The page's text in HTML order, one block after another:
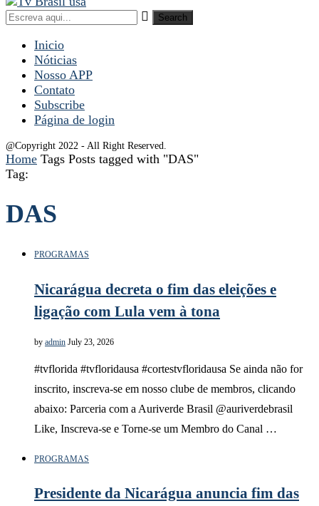
Search
Inicio
Nóticias
Nosso APP
Contato
Subscribe
Página de login
@Copyright 2022 - All Right Reserved.
Home Tags Posts tagged with "DAS"
Tag:
DAS
PROGRAMAS
Nicarágua decreta o fim das eleições e
ligação com Lula vem à tona
by admin July 23, 2026
#tvflorida #tvfloridausa #cortestvfloridausa Se ainda não for
inscrito, inscreva-se em nosso clube de membros, clicando
abaixo: Parceria com a Auriverde Brasil @auriverdebrasil
Like, Inscreva-se e Torne-se um Membro do Canal …
PROGRAMAS
Presidente da Nicarágua anuncia fim das